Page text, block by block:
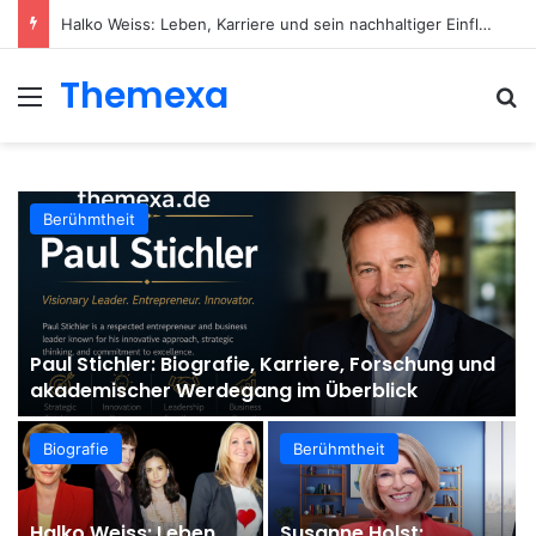
Halko Weiss: Leben, Karriere und sein nachhaltiger Einfluss auf die moderne Körperpsychotherapie
Menu
Themexa
Berühmtheit
Paul Stichler: Biografie, Karriere, Forschung und
akademischer Werdegang im Überblick
Biografie Berühmtheit